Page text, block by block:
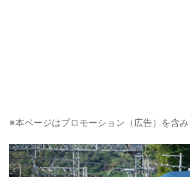
※本ページはプロモーション（広告）を含み